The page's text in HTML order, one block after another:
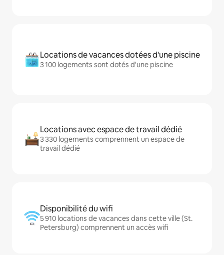
Locations de vacances dotées d'une piscine
3 100 logements sont dotés d'une piscine
Locations avec espace de travail dédié
3 330 logements comprennent un espace de
travail dédié
Disponibilité du wifi
5 910 locations de vacances dans cette ville (St.
Petersburg) comprennent un accès wifi